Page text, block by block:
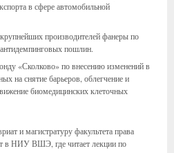
в сфере автомобильной
производителей фанеры по
пошлин.
«Сколково» по внесению изменений в
на снятие барьеров, облегчение и
биомедицинских клеточных
и магистратуру факультета права
НИУ ВШЭ, где читает лекции по